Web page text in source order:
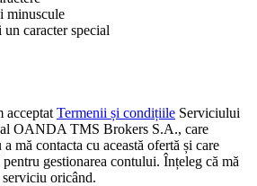
minuscule
caracter special
acceptat Termenii și condițiile Serviciului
al OANDA TMS Brokers S.A., care
mă contacta cu această ofertă și care
gestionarea contului. Înțeleg că mă
serviciu oricând.